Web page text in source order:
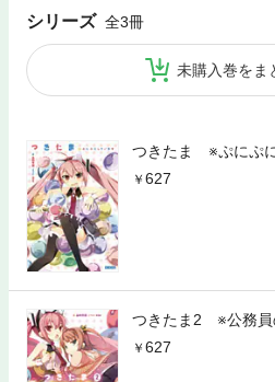
シリーズ 全3冊
未購入巻をま
つきたま ※ぷにぷ
627
つきたま2 ※公務員
627